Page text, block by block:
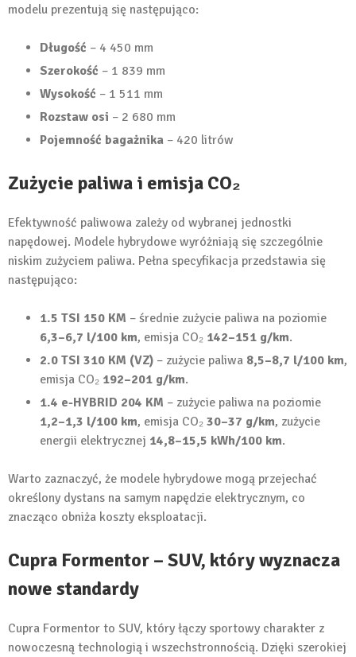
modelu prezentują się następująco:
Długość – 4 450 mm
Szerokość – 1 839 mm
Wysokość – 1 511 mm
Rozstaw osi – 2 680 mm
Pojemność bagażnika – 420 litrów
Zużycie paliwa i emisja CO₂
Efektywność paliwowa zależy od wybranej jednostki
napędowej. Modele hybrydowe wyróżniają się szczególnie
niskim zużyciem paliwa. Pełna specyfikacja przedstawia się
następująco:
1.5 TSI 150 KM – średnie zużycie paliwa na poziomie
6,3–6,7 l/100 km, emisja CO₂ 142–151 g/km.
2.0 TSI 310 KM (VZ) – zużycie paliwa 8,5–8,7 l/100 km,
emisja CO₂ 192–201 g/km.
1.4 e-HYBRID 204 KM – zużycie paliwa na poziomie
1,2–1,3 l/100 km, emisja CO₂ 30–37 g/km, zużycie
energii elektrycznej 14,8–15,5 kWh/100 km.
Warto zaznaczyć, że modele hybrydowe mogą przejechać
określony dystans na samym napędzie elektrycznym, co
znacząco obniża koszty eksploatacji.
Cupra Formentor – SUV, który wyznacza
nowe standardy
Cupra Formentor to SUV, który łączy sportowy charakter z
nowoczesną technologią i wszechstronnością. Dzięki szerokiej